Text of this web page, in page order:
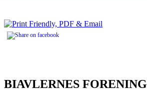
BIAVLERNES FORENING